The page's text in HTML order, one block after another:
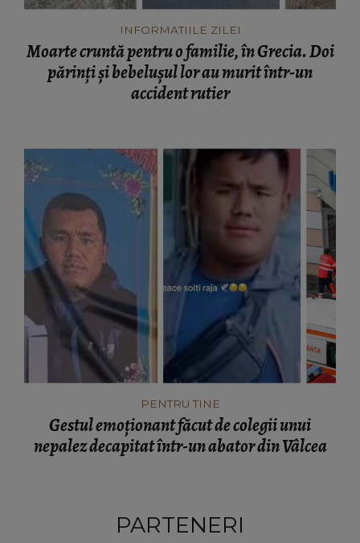
INFORMATIILE ZILEI
Moarte cruntă pentru o familie, în Grecia. Doi
părinți și bebelușul lor au murit într-un
accident rutier
PENTRU TINE
Gestul emoționant făcut de colegii unui
nepalez decapitat într-un abator din Vâlcea
PARTENERI